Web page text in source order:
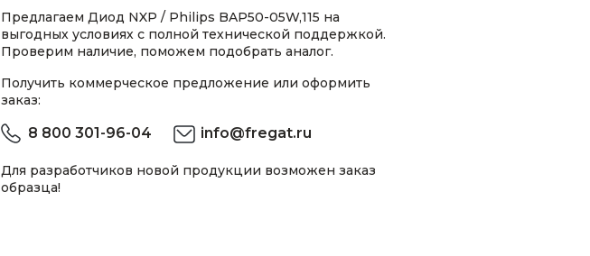
Предлагаем Диод NXP / Philips BAP50-05W,115 на
выгодных условиях с полной технической поддержкой.
Проверим наличие, поможем подобрать аналог.
Получить коммерческое предложение или оформить
заказ:
8 800 301-96-04 info@fregat.ru
Для разработчиков новой продукции возможен заказ
образца!